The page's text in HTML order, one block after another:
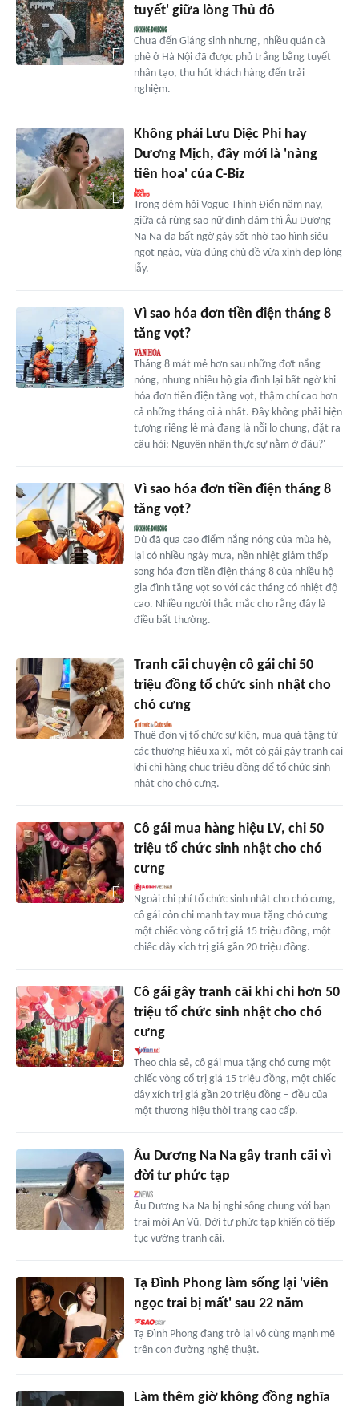
tuyết' giữa lòng Thủ đô
Chưa đến Giáng sinh nhưng, nhiều quán cà
phê ở Hà Nội đã được phủ trắng bằng tuyết
nhân tạo, thu hút khách hàng đến trải
nghiệm.
Không phải Lưu Diệc Phi hay
Dương Mịch, đây mới là 'nàng
tiên hoa' của C-Biz
Trong đêm hội Vogue Thịnh Điển năm nay,
giữa cả rừng sao nữ đình đám thì Âu Dương
Na Na đã bất ngờ gây sốt nhờ tạo hình siêu
ngọt ngào, vừa đúng chủ đề vừa xinh đẹp lộng
lẫy.
Vì sao hóa đơn tiền điện tháng 8
tăng vọt?
Tháng 8 mát mẻ hơn sau những đợt nắng
nóng, nhưng nhiều hộ gia đình lại bất ngờ khi
hóa đơn tiền điện tăng vọt, thậm chí cao hơn
cả những tháng oi ả nhất. Đây không phải hiện
tượng riêng lẻ mà đang là nỗi lo chung, đặt ra
câu hỏi: Nguyên nhân thực sự nằm ở đâu?'
Vì sao hóa đơn tiền điện tháng 8
tăng vọt?
Dù đã qua cao điểm nắng nóng của mùa hè,
lại có nhiều ngày mưa, nền nhiệt giảm thấp
song hóa đơn tiền điện tháng 8 của nhiều hộ
gia đình tăng vọt so với các tháng có nhiệt độ
cao. Nhiều người thắc mắc cho rằng đây là
điều bất thường.
Tranh cãi chuyện cô gái chi 50
triệu đồng tổ chức sinh nhật cho
chó cưng
Thuê đơn vị tổ chức sự kiện, mua quà tặng từ
các thương hiệu xa xỉ, một cô gái gây tranh cãi
khi chi hàng chục triệu đồng để tổ chức sinh
nhật cho chó cưng.
Cô gái mua hàng hiệu LV, chi 50
triệu tổ chức sinh nhật cho chó
cưng
Ngoài chi phí tổ chức sinh nhật cho chó cưng,
cô gái còn chi mạnh tay mua tặng chó cưng
một chiếc vòng cổ trị giá 15 triệu đồng, một
chiếc dây xích trị giá gần 20 triệu đồng.
Cô gái gây tranh cãi khi chi hơn 50
triệu tổ chức sinh nhật cho chó
cưng
Theo chia sẻ, cô gái mua tặng chó cưng một
chiếc vòng cổ trị giá 15 triệu đồng, một chiếc
dây xích trị giá gần 20 triệu đồng – đều của
một thương hiệu thời trang cao cấp.
Âu Dương Na Na gây tranh cãi vì
đời tư phức tạp
Âu Dương Na Na bị nghi sống chung với bạn
trai mới An Vũ. Đời tư phức tạp khiến cô tiếp
tục vướng tranh cãi.
Tạ Đình Phong làm sống lại 'viên
ngọc trai bị mất' sau 22 năm
Tạ Đình Phong đang trở lại vô cùng mạnh mẽ
trên con đường nghệ thuật.
Làm thêm giờ không đồng nghĩa